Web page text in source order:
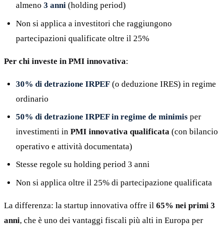
almeno 3 anni (holding period)
Non si applica a investitori che raggiungono
partecipazioni qualificate oltre il 25%
Per chi investe in PMI innovativa:
30% di detrazione IRPEF (o deduzione IRES) in regime
ordinario
50% di detrazione IRPEF in regime de minimis per
investimenti in PMI innovativa qualificata (con bilancio
operativo e attività documentata)
Stesse regole su holding period 3 anni
Non si applica oltre il 25% di partecipazione qualificata
La differenza: la startup innovativa offre il 65% nei primi 3
anni, che è uno dei vantaggi fiscali più alti in Europa per